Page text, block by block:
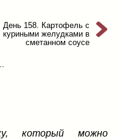
День 158. Картофель с
куриными желудками в
сметанном соусе
который можно